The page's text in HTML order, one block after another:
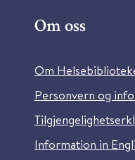
Om oss
Om
Personvern og
Information in